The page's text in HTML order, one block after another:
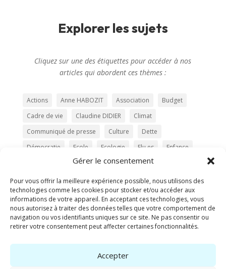
Gérer le consentement
Pour vous offrir la meilleure expérience possible, nous utilisons des
technologies comme les cookies pour stocker et/ou accéder aux
informations de votre appareil. En acceptant ces technologies, vous
nous autorisez à traiter des données telles que votre comportement de
navigation ou vos identifiants uniques sur ce site. Ne pas consentir ou
retirer votre consentement peut affecter certaines fonctionnalités.
Accepter
Explorer les sujets
Cliquez sur une des étiquettes pour accéder à nos
articles qui abordent ces thèmes :
Actions Anne HABOZIT Association
Budget
Cadre de vie
Claudine DIDIER
Climat
Communiqué de presse
Culture
Dette
Démocratie
Ecole Ecologie Elu.es
Enfance
Expression politique Famille
Femme
fontaine élections municipales
Gestion
Hébergement
Investissement
Jeunesse
La Cerisaie
La Roseraie Les Ecologistes
LFI
LGBTQIA+
Logement Loisirs PCF
Piscine
Questions au Conseil Municipal
Santé